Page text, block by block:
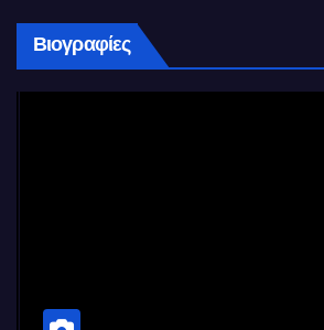
Βιογραφίες